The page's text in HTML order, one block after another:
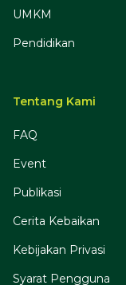
UMKM
Pendidikan
Tentang Kami
FAQ
Event
Publikasi
Cerita Kebaikan
Kebijakan Privasi
Syarat Pengguna